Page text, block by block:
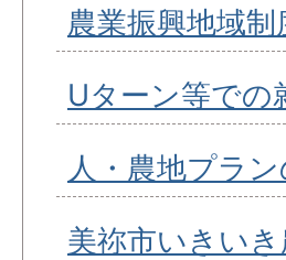
農業振興地域制
Uターン等での
人・農地プラ
美祢市いきい